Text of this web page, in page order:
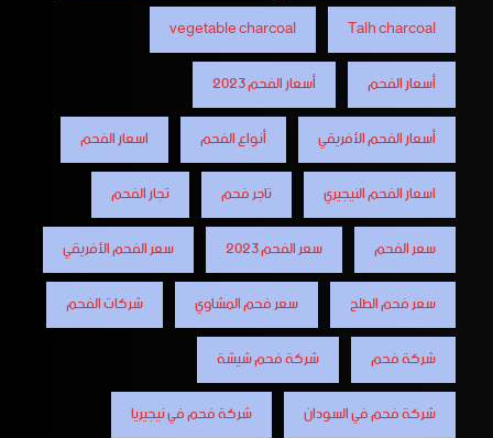
Talh charcoal
vegetable charcoal
أسعار الفحم
أسعار الفحم 2023
أسعار الفحم الأفريقي
أنواع الفحم
اسعار الفحم
اسعار الفحم النيجيري
تاجر فحم
تجار الفحم
سعر الفحم
سعر الفحم 2023
سعر الفحم الأفريقي
سعر فحم الطلح
سعر فحم المشاوي
شركات الفحم
شركة فحم
شركة فحم شيشة
شركة فحم في السودان
شركة فحم في نيجيريا